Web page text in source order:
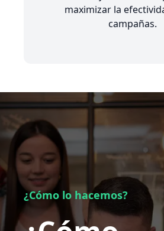
maximizar la
campañas.
¿Cómo lo hacemos?